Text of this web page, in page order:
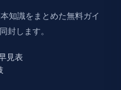
知識をまとめた無料ガイ
封します。
見表